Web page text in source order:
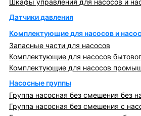
Шкафы управления для насосов и
Датчики давления
Комплектующие для насосов и
Запасные части для насосов
Комплектующие для насосов
Комплектующие для насосов
Насосные группы
Группа насосная без смешения без
Группа насосная без смешения с